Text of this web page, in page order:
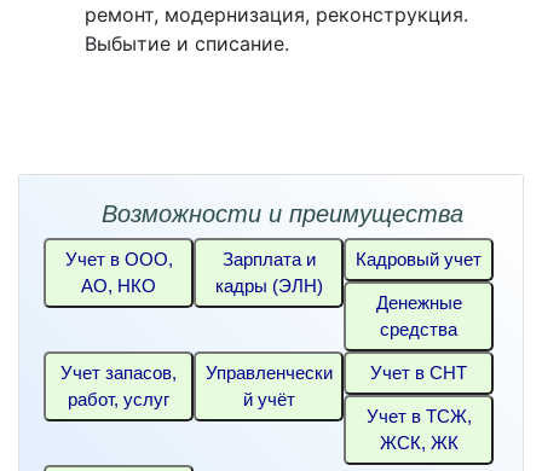
ремонт, модернизация, реконструкция.
Выбытие и списание.
Возможности и преимущества
Учет в ООО,
АО, НКО
Зарплата и
кадры (ЭЛН)
Кадровый учет
Денежные
средства
Учет запасов,
работ, услуг
Управленчески
й учёт
Учет в СНТ
Учет в ТСЖ,
ЖСК, ЖК